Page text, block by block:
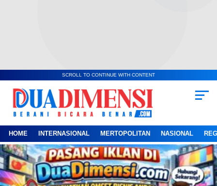
SCROLL TO CONTINUE WITH CONTENT
HOME INTERNASIONAL MERTOPOLITAN NASIONAL